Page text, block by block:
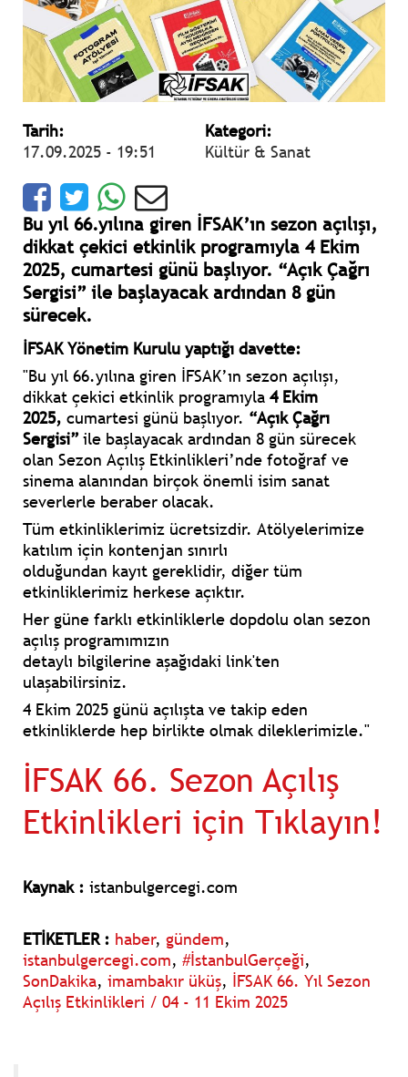
Tarih:
17.09.2025 - 19:51
Kategori:
Kültür & Sanat
Bu yıl 66.yılına giren İFSAK’ın sezon açılışı,
dikkat çekici etkinlik programıyla 4 Ekim
2025, cumartesi günü başlıyor. “Açık Çağrı
Sergisi” ile başlayacak ardından 8 gün
sürecek.
İFSAK Yönetim Kurulu yaptığı davette:
"Bu yıl 66.yılına giren İFSAK’ın sezon açılışı,
dikkat çekici etkinlik programıyla 4 Ekim
2025, cumartesi günü başlıyor. “Açık Çağrı
Sergisi” ile başlayacak ardından 8 gün sürecek
olan Sezon Açılış Etkinlikleri’nde fotoğraf ve
sinema alanından birçok önemli isim sanat
severlerle beraber olacak.
Tüm etkinliklerimiz ücretsizdir. Atölyelerimize
katılım için kontenjan sınırlı
olduğundan kayıt gereklidir, diğer tüm
etkinliklerimiz herkese açıktır.
Her güne farklı etkinliklerle dopdolu olan sezon
açılış programımızın
detaylı bilgilerine aşağıdaki link'ten
ulaşabilirsiniz.
4 Ekim 2025 günü açılışta ve takip eden
etkinliklerde hep birlikte olmak dileklerimizle."
İFSAK 66. Sezon Açılış
Etkinlikleri için Tıklayın!
Kaynak : istanbulgercegi.com
ETİKETLER : haber, gündem,
istanbulgercegi.com, #İstanbulGerçeği,
SonDakika, imambakır üküş, İFSAK 66. Yıl Sezon
Açılış Etkinlikleri / 04 - 11 Ekim 2025